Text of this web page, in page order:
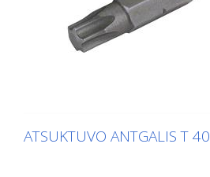
ATSUKTUVO ANTGALIS T 40